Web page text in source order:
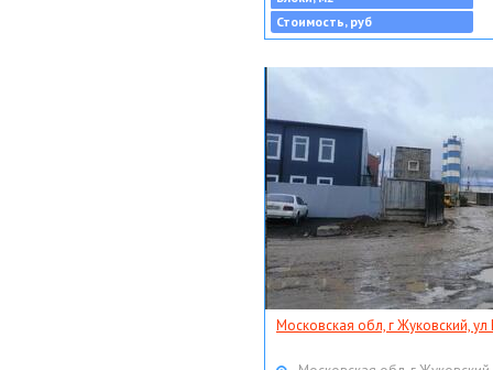
Стоимость, руб
Московская обл, г Жуковский,